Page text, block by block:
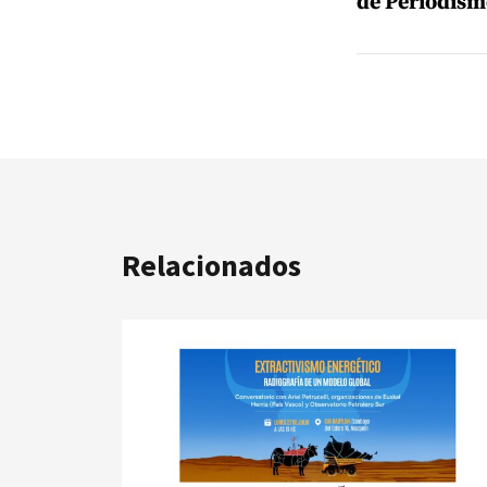
Relacionados